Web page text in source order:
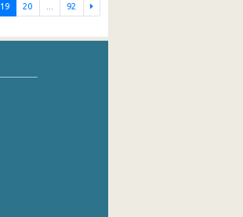
19 20 92